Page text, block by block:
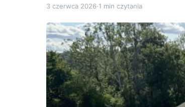
3 czerwca 2026·1 min czytania